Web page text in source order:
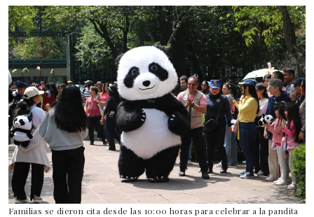
Familias se dieron cita desde las 10:00 horas para celebrar a la pandita